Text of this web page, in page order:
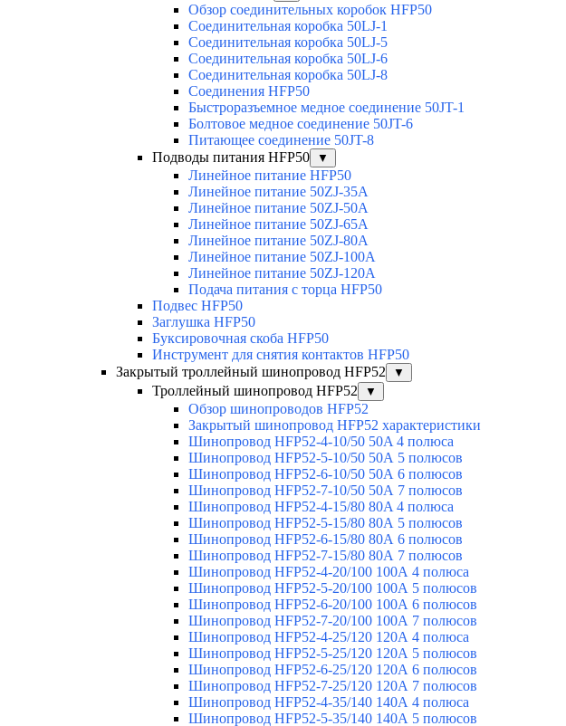
Обзор соединительных коробок HFP50
Соединительная коробка 50LJ-1
Соединительная коробка 50LJ-5
Соединительная коробка 50LJ-6
Соединительная коробка 50LJ-8
Соединения HFP50
Быстроразъемное медное соединение 50JT-1
Болтовое медное соединение 50JT-6
Питающее соединение 50JT-8
Подводы питания HFP50
▼
Линейное питание HFP50
Линейное питание 50ZJ-35A
Линейное питание 50ZJ-50A
Линейное питание 50ZJ-65A
Линейное питание 50ZJ-80A
Линейное питание 50ZJ-100A
Линейное питание 50ZJ-120A
Подача питания с торца HFP50
Подвес HFP50
Заглушка HFP50
Буксировочная скоба HFP50
Инструмент для снятия контактов HFP50
Закрытый троллейный шинопровод HFP52
▼
Троллейный шинопровод HFP52 ▼
Обзор шинопроводов HFP52
Закрытый шинопровод HFP52 характеристики
Шинопровод HFP52-4-10/50 50A 4 полюса
Шинопровод HFP52-5-10/50 50А 5 полюсов
Шинопровод HFP52-6-10/50 50А 6 полюсов
Шинопровод HFP52-7-10/50 50А 7 полюсов
Шинопровод HFP52-4-15/80 80A 4 полюса
Шинопровод HFP52-5-15/80 80А 5 полюсов
Шинопровод HFP52-6-15/80 80А 6 полюсов
Шинопровод HFP52-7-15/80 80А 7 полюсов
Шинопровод HFP52-4-20/100 100А 4 полюса
Шинопровод HFP52-5-20/100 100А 5 полюсов
Шинопровод HFP52-6-20/100 100А 6 полюсов
Шинопровод HFP52-7-20/100 100А 7 полюсов
Шинопровод HFP52-4-25/120 120А 4 полюса
Шинопровод HFP52-5-25/120 120А 5 полюсов
Шинопровод HFP52-6-25/120 120А 6 полюсов
Шинопровод HFP52-7-25/120 120А 7 полюсов
Шинопровод HFP52-4-35/140 140А 4 полюса
Шинопровод HFP52-5-35/140 140А 5 полюсов